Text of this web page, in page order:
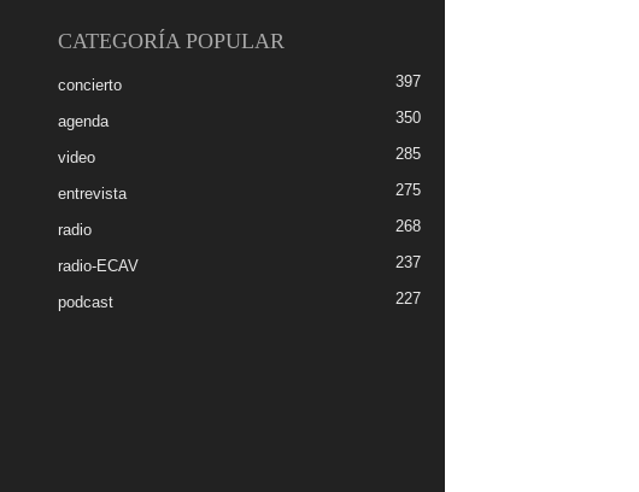
CATEGORÍA POPULAR
concierto 397
agenda 350
video 285
entrevista 275
radio 268
radio-ECAV 237
podcast 227